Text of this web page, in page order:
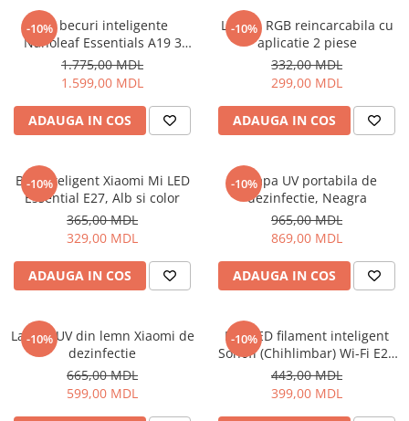
-10%
Set becuri inteligente
Nanoleaf Essentials A19 3
piese, E27
1.775,00 MDL
1.599,00 MDL
ADAUGA IN COS
-10%
Lampa RGB reincarcabila cu
aplicatie 2 piese
332,00 MDL
299,00 MDL
ADAUGA IN COS
-10%
Bec inteligent Xiaomi Mi LED
Essential E27, Alb si color
365,00 MDL
329,00 MDL
ADAUGA IN COS
-10%
Lampa UV portabila de
dezinfectie, Neagra
965,00 MDL
869,00 MDL
ADAUGA IN COS
-10%
Lampa UV din lemn Xiaomi de
dezinfectie
665,00 MDL
599,00 MDL
-10%
Bec LED filament inteligent
Sonoff (Chihlimbar) Wi-Fi E27
7W 700Lm (B02-F-ST64)
443,00 MDL
399,00 MDL